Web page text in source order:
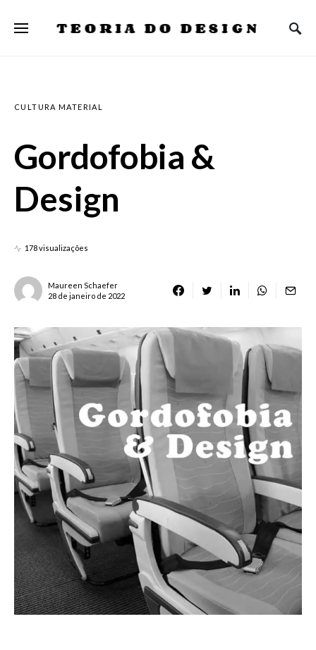
TEORIA DO DESIGN
CULTURA MATERIAL
Gordofobia &
Design
178 visualizações
Maureen Schaefer
28 de janeiro de 2022